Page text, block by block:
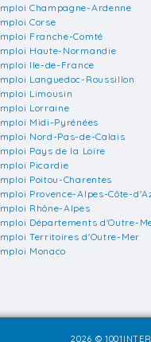
Champagne-Ardenne
Corse
Franche-Comté
Haute-Normandie
Ile-de-France
Languedoc-Roussillon
Limousin
Lorraine
Midi-Pyrénées
Nord-Pas-de-Calais
Pays de la Loire
Picardie
Poitou-Charentes
Provence-Alpes-Côte-
Rhône-Alpes
Départements d'Outre-
Territoires d'Outre-Mer
Monaco
2026 ©